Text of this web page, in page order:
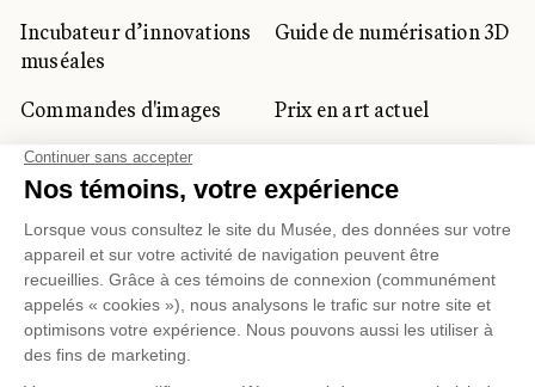
Incubateur d’innovations
muséales
Guide de numérisation 3D
Commandes d'images
Prix en art actuel
Prix Lynne-Cohen
CLIENTÈLE CORPORATIVE
ET PRIVÉE
Location d'espaces
Activités corporatives